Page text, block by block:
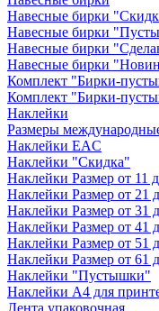
Навесные бирки
Навесные бирки
Навесные бирки
Навесные бирки
Комплект "Бирки-
Комплект "Бирки-
Наклейки
Размеры
Наклейки EAC
Наклейки "Скидка"
Наклейки Размер от 11
Наклейки Размер от 21
Наклейки Размер от 31
Наклейки Размер от 41
Наклейки Размер от 51
Наклейки Размер от 61
Наклейки "Пустышки"
Наклейки А4 для
Лента упаковочная